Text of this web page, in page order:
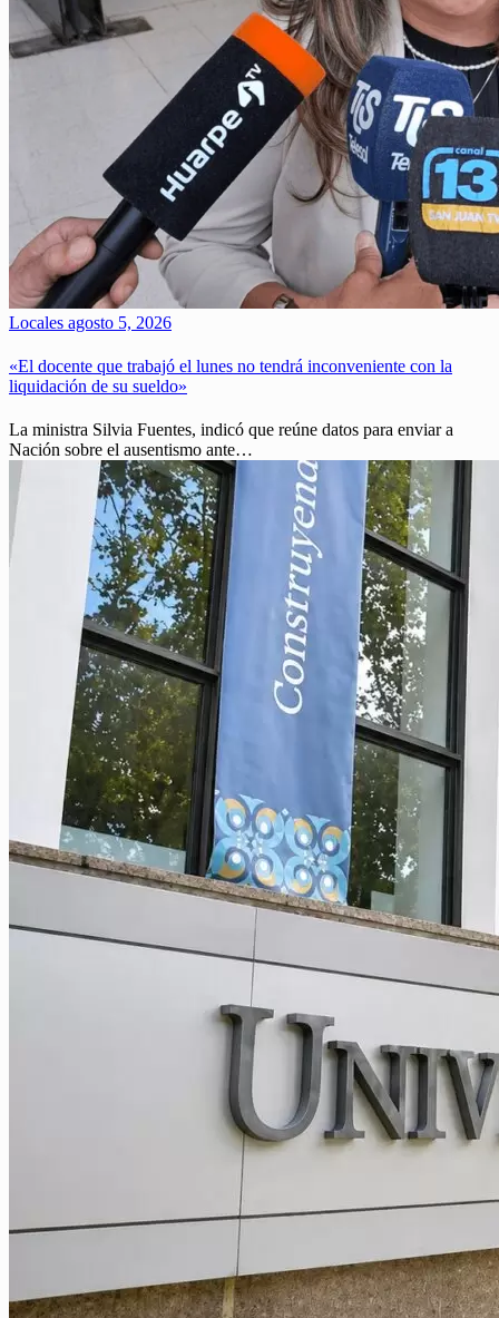
Locales agosto 5, 2026
«El docente que trabajó el lunes no tendrá inconveniente con la
liquidación de su sueldo»
La ministra Silvia Fuentes, indicó que reúne datos para enviar a
Nación sobre el ausentismo ante…